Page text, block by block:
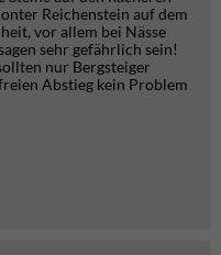
Reichenstein auf dem
vor allem bei Nässe
sehr gefährlich sein!
nur Bergsteiger
Abstieg kein Problem